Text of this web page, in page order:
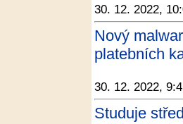
30. 12. 2022,
Nový
platebních
30. 12. 2022,
Studuje